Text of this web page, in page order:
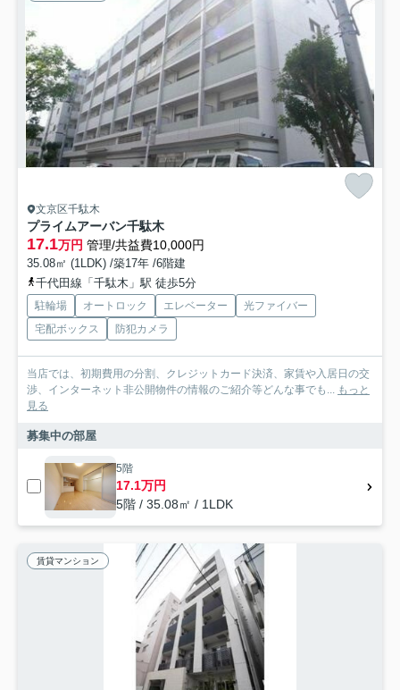
文京区千駄木
プライムアーバン千駄木
17.1万円 管理/共益費10,000円
35.08㎡ (1LDK) /築17年 /6階建
千代田線「千駄木」駅 徒歩5分
駐輪場 オートロック エレベーター
光ファイバー
宅配ボックス
防犯カメラ
当店では、初期費用の分割、クレジットカード決済、家賃や入居日の交
渉、インターネット非公開物件の情報のご紹介等どんな事でも...
もっと
見る
募集中の部屋
5階
17.1万円
5階 / 35.08㎡ / 1LDK
賃貸マンション